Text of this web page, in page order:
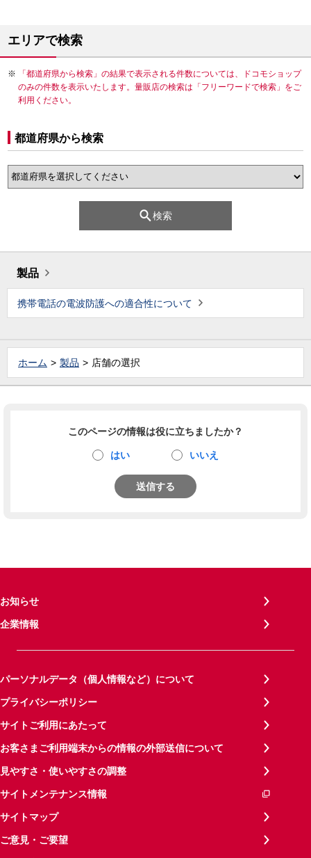
エリアで検索
「都道府県から検索」の結果で表示される件数については、ドコモショップ
のみの件数を表示いたします。量販店の検索は「フリーワードで検索」をご
利用ください。
都道府県から検索
検索
製品
携帯電話の電波防護への適合性について
ホーム 製品 店舗の選択
このページの情報は役に立ちましたか？
はい いいえ
送信する
お知らせ
企業情報
パーソナルデータ（個人情報など）について
プライバシーポリシー
サイトご利用にあたって
お客さまご利用端末からの情報の外部送信について
見やすさ・使いやすさの調整
サイトメンテナンス情報
サイトマップ
ご意見・ご要望